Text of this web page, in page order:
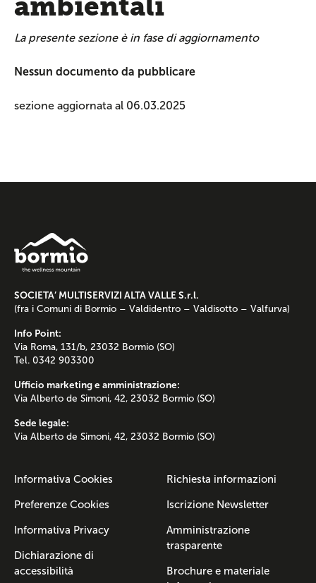
La presente sezione è in fase di aggiornamento
Nessun documento da pubblicare
sezione aggiornata al 06.03.2025
SOCIETA’ MULTISERVIZI ALTA VALLE S.r.l.
(fra i Comuni di Bormio – Valdidentro – Valdisotto – Valfurva)
Info Point:
Via Roma, 131/b, 23032 Bormio (SO)
Tel. 0342 903300
Ufficio marketing e amministrazione:
Via Alberto de Simoni, 42, 23032 Bormio (SO)
Sede legale:
Via Alberto de Simoni, 42, 23032 Bormio (SO)
Informativa Cookies
Preferenze Cookies
Informativa Privacy
Dichiarazione di
accessibilità
Richiesta informazioni
Iscrizione Newsletter
Amministrazione
trasparente
Brochure e materiale